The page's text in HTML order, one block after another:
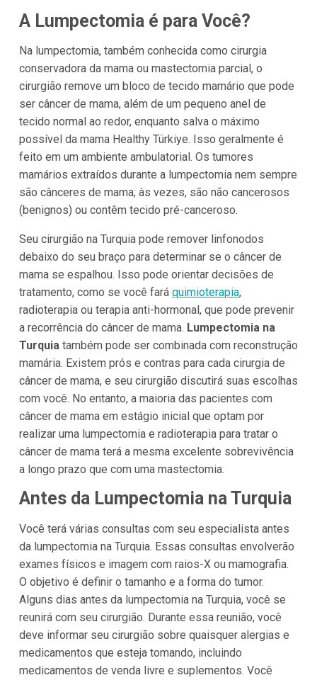
A Lumpectomia é para Você?
Na lumpectomia, também conhecida como cirurgia
conservadora da mama ou mastectomia parcial, o
cirurgião remove um bloco de tecido mamário que pode
ser câncer de mama, além de um pequeno anel de
tecido normal ao redor, enquanto salva o máximo
possível da mama Healthy Türkiye. Isso geralmente é
feito em um ambiente ambulatorial. Os tumores
mamários extraídos durante a lumpectomia nem sempre
são cânceres de mama; às vezes, são não cancerosos
(benignos) ou contêm tecido pré-canceroso.
Seu cirurgião na Turquia pode remover linfonodos
debaixo do seu braço para determinar se o câncer de
mama se espalhou. Isso pode orientar decisões de
tratamento, como se você fará quimioterapia,
radioterapia ou terapia anti-hormonal, que pode prevenir
a recorrência do câncer de mama. Lumpectomia na
Turquiatambém pode ser combinada com reconstrução
mamária. Existem prós e contras para cada cirurgia de
câncer de mama, e seu cirurgião discutirá suas escolhas
com você. No entanto, a maioria das pacientes com
câncer de mama em estágio inicial que optam por
realizar uma lumpectomia e radioterapia para tratar o
câncer de mama terá a mesma excelente sobrevivência
a longo prazo que com uma mastectomia.
Antes da Lumpectomia na Turquia
Você terá várias consultas com seu especialista antes
da lumpectomia na Turquia. Essas consultas envolverão
exames físicos e imagem com raios-X ou mamografia.
O objetivo é definir o tamanho e a forma do tumor.
Alguns dias antes da lumpectomia na Turquia, você se
reunirá com seu cirurgião. Durante essa reunião, você
deve informar seu cirurgião sobre quaisquer alergias e
medicamentos que esteja tomando, incluindo
medicamentos de venda livre e suplementos. Você